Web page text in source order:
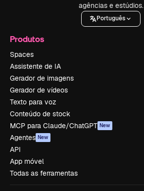
agências e estúdios.
Português
Produtos
Spaces
Assistente de IA
Gerador de imagens
Gerador de vídeos
Texto para voz
Conteúdo de stock
MCP para Claude/ChatGPT New
Agentes New
API
App móvel
Todas as ferramentas